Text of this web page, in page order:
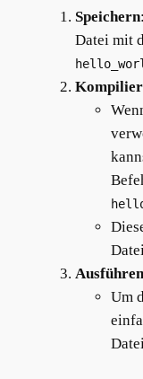
Speichern
Datei mit
Ausführen
Um